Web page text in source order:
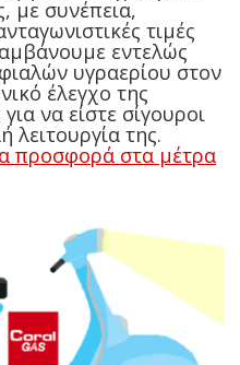
με συνέπεια,
τιμές
εντελώς
υγραερίου στον
έλεγχο της
να είστε σίγουροι
λειτουργία της.
προσφορά στα μέτρα